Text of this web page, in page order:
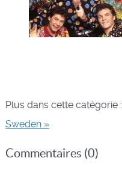
Plus dans cette catégorie :
Sweden »
Commentaires (0)